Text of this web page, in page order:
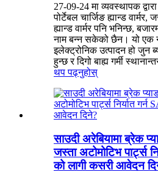
27-09-24 मा व्यवस्थापक द्वारा
पोर्टेबल चार्जिङ ह्यान्ड
ह्यान्ड वार्मर पनि भनिन्छ,
नाम बन्न सकेको छैन। यो एक
इलेक्ट्रोनिक उत्पादन हो जुन
हुन्छ र दिगो बाह्य गर्मी
थप पढ्नुहोस्
साउदी अरेबियामा ब्रेक
जस्ता अटोमोटिभ पार्ट्स
को लागी कसरी आवेदन